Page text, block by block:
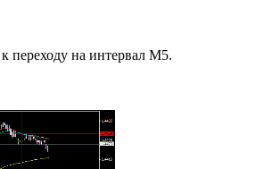
переходу на интервал M5.